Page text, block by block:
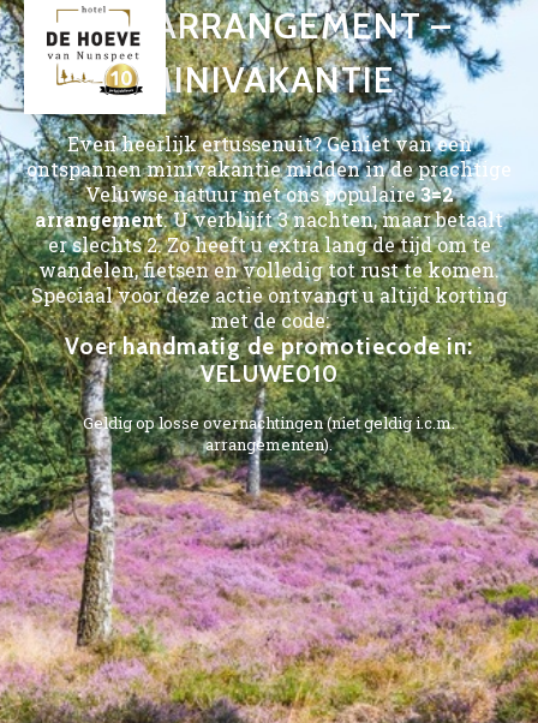
3=2 ARRANGEMENT –
MINIVAKANTIE
Even heerlijk ertussenuit? Geniet van een
ontspannen minivakantie midden in de prachtige
Veluwse natuur met ons populaire3=2
arrangement. U verblijft 3 nachten, maar betaalt
er slechts 2. Zo heeft u extra lang de tijd om te
wandelen, fietsen en volledig tot rust te komen.
Speciaal voor deze actie ontvangt u altijd korting
met de code:
Voer handmatig de promotiecode in:
VELUWE010
Geldig op losse overnachtingen (niet geldig i.c.m.
arrangementen).